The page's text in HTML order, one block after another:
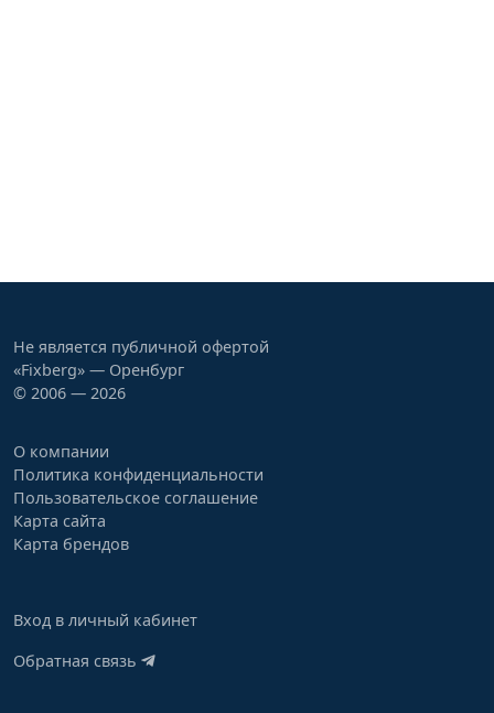
Не является публичной офертой
«Fixberg» — Оренбург
© 2006 — 2026
О компании
Политика конфиденциальности
Пользовательское соглашение
Карта сайта
Карта брендов
Вход в личный кабинет
Обратная связь